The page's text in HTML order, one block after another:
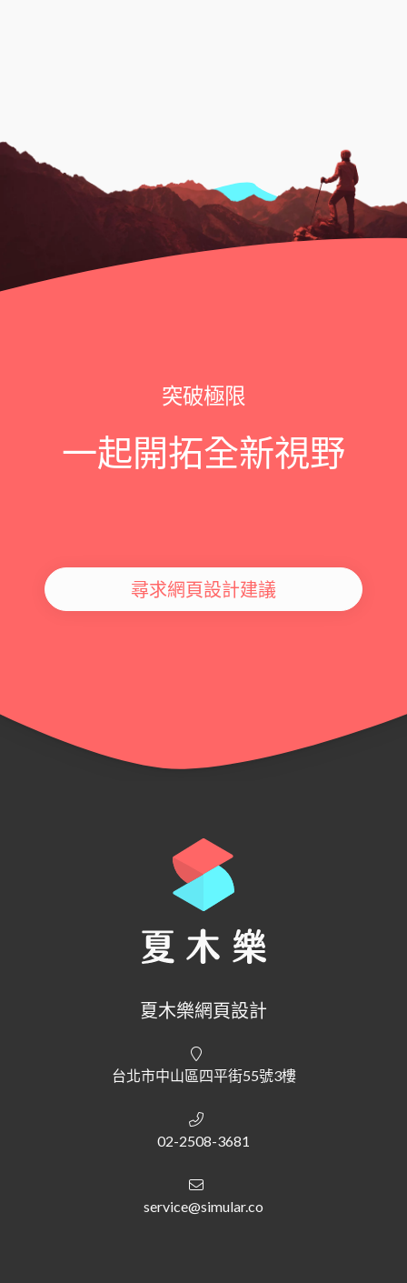
突破極限
一起開拓全新視野
尋求網頁設計建議
夏木樂網頁設計
台北市中山區四平街55號3樓
02-2508-3681
service@simular.co